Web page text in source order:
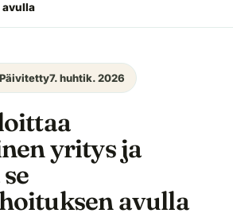
Päivitetty7. huhtik. 2026
yritys ja
avulla